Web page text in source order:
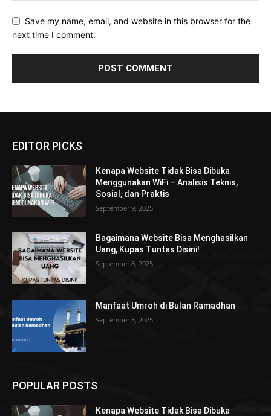
Save my name, email, and website in this browser for the
next time I comment.
EDITOR PICKS
Kenapa Website Tidak Bisa Dibuka
Menggunakan WiFi – Analisis Teknis,
Sosial, dan Praktis
September 9, 2025
Bagaimana Website Bisa Menghasilkan
Uang, Kupas Tuntas Disini!
September 8, 2025
Manfaat Umroh di Bulan Ramadhan
September 8, 2025
POPULAR POSTS
Kenapa Website Tidak Bisa Dibuka